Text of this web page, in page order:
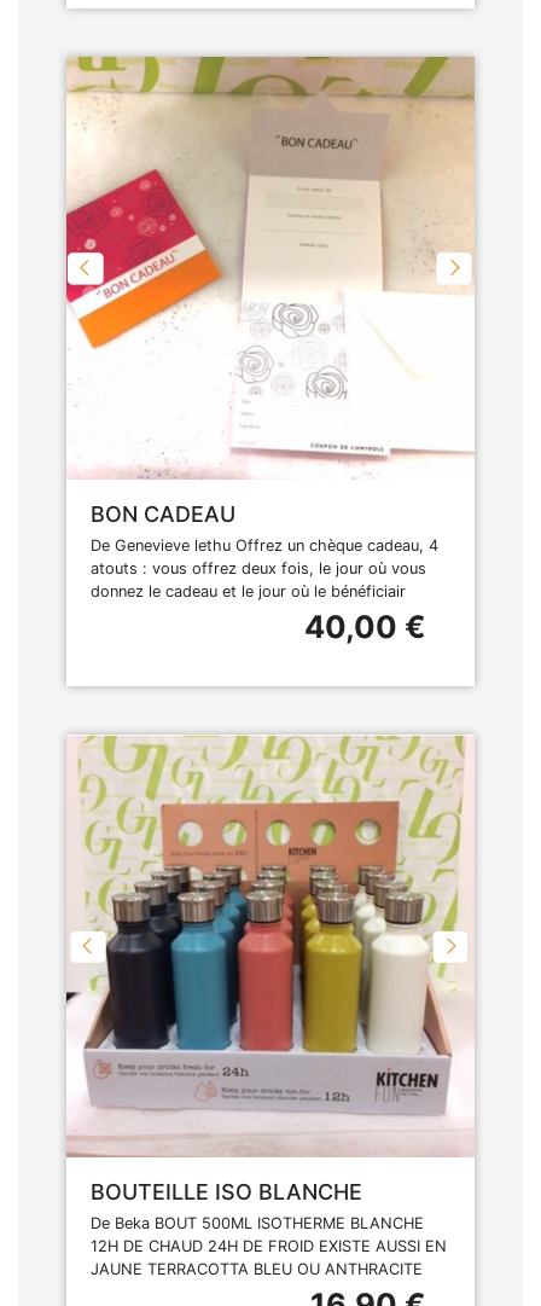
BON CADEAU
De Genevieve lethu Offrez un chèque cadeau, 4
atouts : vous offrez deux fois, le jour où vous
donnez le cadeau et le jour où le bénéficiair
40,00 €
BOUTEILLE ISO BLANCHE
De Beka BOUT 500ML ISOTHERME BLANCHE
12H DE CHAUD 24H DE FROID EXISTE AUSSI EN
JAUNE TERRACOTTA BLEU OU ANTHRACITE